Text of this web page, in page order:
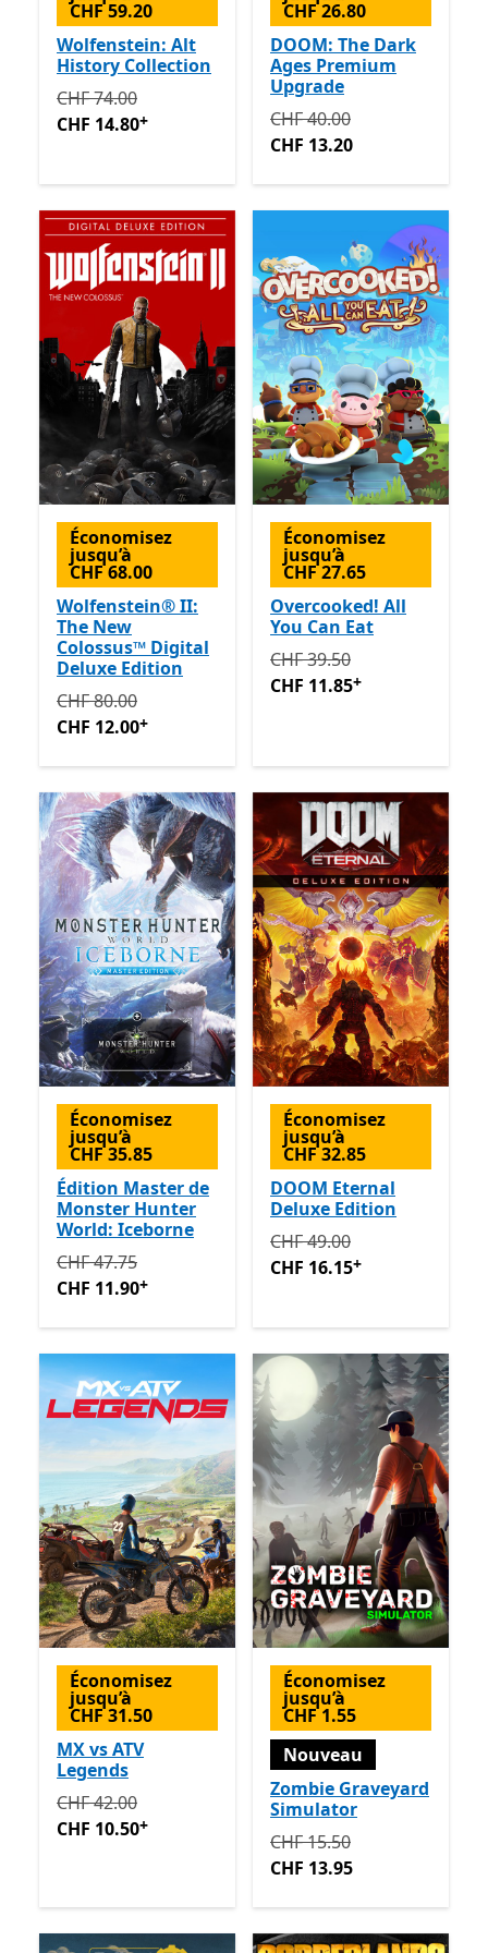
CHF 59.20
Wolfenstein: Alt
History Collection
Initialement CHF 74.00 maintenant CHF 14.80
CHF 74.00
CHF 14.80+
CHF 26.80
DOOM: The Dark
Ages Premium
Upgrade
Initialement CHF 40.00
CHF 40.00
CHF 13.20
Économisez
jusqu’à
CHF 68.00
Wolfenstein® II:
The New
Colossus™ Digital
Deluxe Edition
Initialement CHF 80.00 maintenant CHF 12.00
CHF 80.00
CHF 12.00+
Économisez
jusqu’à
CHF 27.65
Overcooked! All
You Can Eat
Initialement CHF 39.50
CHF 39.50
CHF 11.85+
Économisez
jusqu’à
CHF 35.85
Édition Master de
Monster Hunter
World: Iceborne
Initialement CHF 47.75 maintenant CHF 11.90
CHF 47.75
CHF 11.90+
Économisez
jusqu’à
CHF 32.85
DOOM Eternal
Deluxe Edition
Initialement CHF 49.00
CHF 49.00
CHF 16.15+
Économisez
jusqu’à
CHF 31.50
MX vs ATV
Legends
Initialement CHF 42.00 maintenant CHF 10.50Avec
CHF 42.00
CHF 10.50+
Économisez
jusqu’à
CHF 1.55
Nouveau
Zombie Graveyard
Simulator
Initialement CHF 15.50
CHF 15.50
CHF 13.95